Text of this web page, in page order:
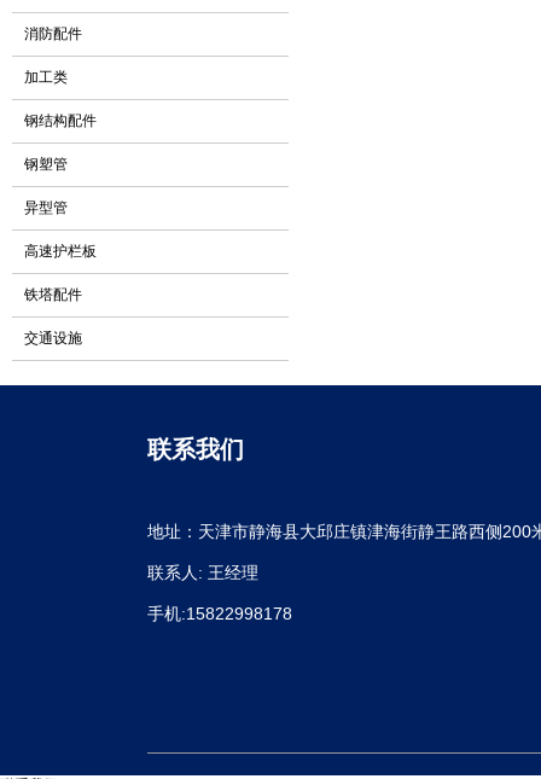
消防配件
加工类
钢结构配件
钢塑管
异型管
高速护栏板
铁塔配件
交通设施
联系我们
地址：天津市静海县大邱庄镇津海街静王路西侧200
联系人: 王经理
手机:15822998178